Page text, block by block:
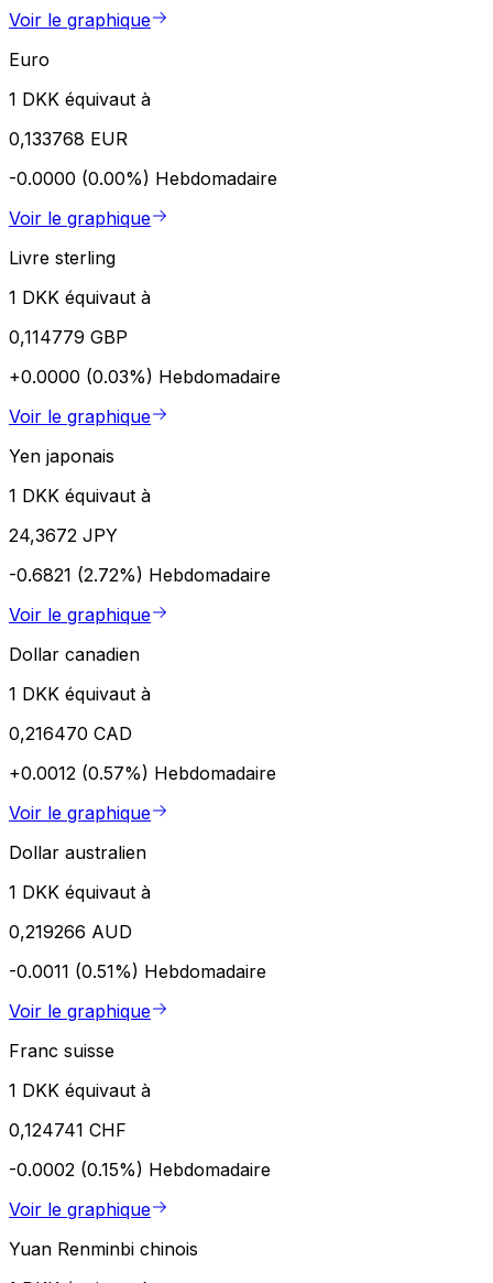
Voir le graphique
Euro
1 DKK équivaut à
0,133768 EUR
-0.0000 (0.00%) Hebdomadaire
Voir le graphique
Livre sterling
1 DKK équivaut à
0,114779 GBP
+0.0000 (0.03%) Hebdomadaire
Voir le graphique
Yen japonais
1 DKK équivaut à
24,3672 JPY
-0.6821 (2.72%) Hebdomadaire
Voir le graphique
Dollar canadien
1 DKK équivaut à
0,216470 CAD
+0.0012 (0.57%) Hebdomadaire
Voir le graphique
Dollar australien
1 DKK équivaut à
0,219266 AUD
-0.0011 (0.51%) Hebdomadaire
Voir le graphique
Franc suisse
1 DKK équivaut à
0,124741 CHF
-0.0002 (0.15%) Hebdomadaire
Voir le graphique
Yuan Renminbi chinois